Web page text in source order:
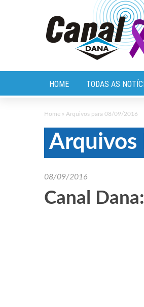
HOME TODAS AS
Home » Arquivos para 08/09/2016
08/09/2016
Canal